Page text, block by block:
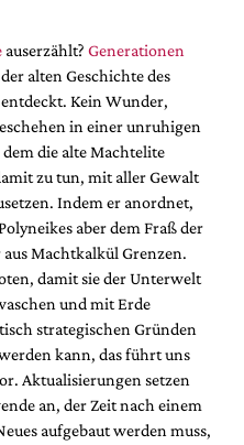
auserzählt? Generationen
alten Geschichte des
Kein Wunder,
in einer unruhigen
die alte Machtelite
zu tun, mit aller Gewalt
Indem er anordnet,
aber dem Fraß der
Machtkalkül Grenzen.
damit sie der Unterwelt
und mit Erde
strategischen Gründen
kann, das führt uns
Aktualisierungen setzen
an, der Zeit nach einem
aufgebaut werden muss,